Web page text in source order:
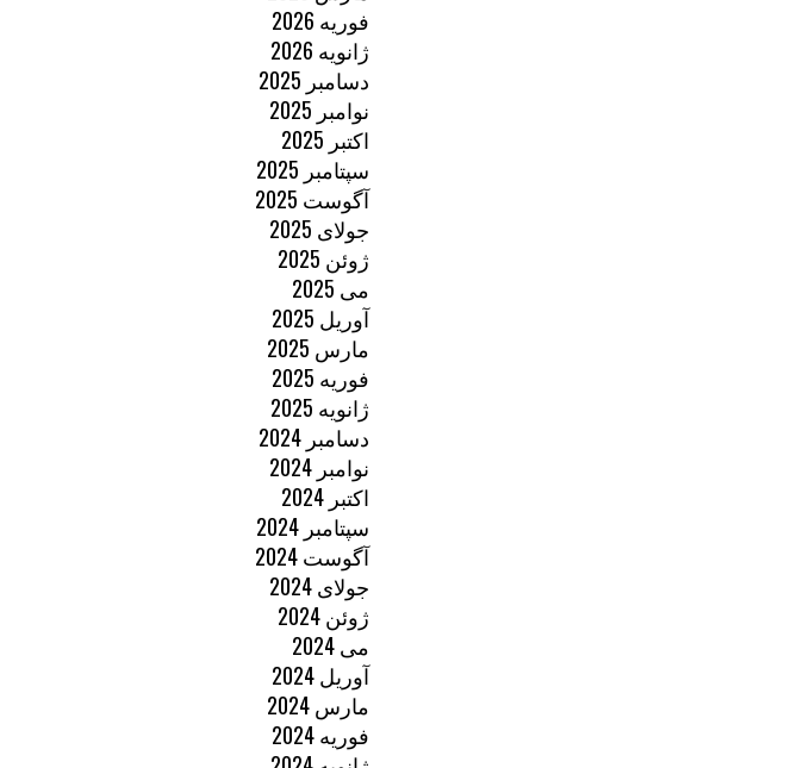
فوریه 2026
ژانویه 2026
دسامبر 2025
نوامبر 2025
اکتبر 2025
سپتامبر 2025
آگوست 2025
جولای 2025
ژوئن 2025
می 2025
آوریل 2025
مارس 2025
فوریه 2025
ژانویه 2025
دسامبر 2024
نوامبر 2024
اکتبر 2024
سپتامبر 2024
آگوست 2024
جولای 2024
ژوئن 2024
می 2024
آوریل 2024
مارس 2024
فوریه 2024